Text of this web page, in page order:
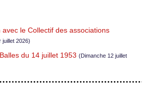
le Collectif des associations
juillet 2026)
du 14 juillet 1953 (Dimanche 12 juillet